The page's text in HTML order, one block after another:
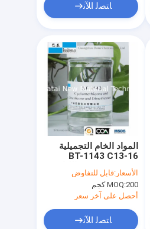
ﺎﺘﺼﻟ ﺍﻶﻧ
المواد الخام التجميلية
BT-1143 C13-16
وتدوم بسلاسة
الأسعار:قابل للتفاوض
MOQ:200 كجم
أحصل على آخر سعر
ﺎﺘﺼﻟ ﺍﻶﻧ